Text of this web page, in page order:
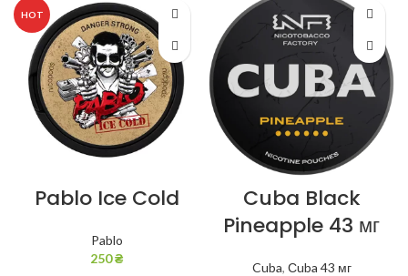
HOT
Pablo Ice Cold
Pablo
250₴
Cuba Black
Pineapple 43 мг
Cuba, Сuba 43 мг